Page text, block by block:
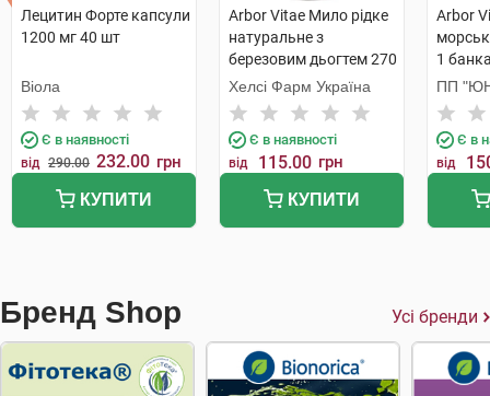
Лецитин Форте капсули
1200 мг 40 шт
Віола
Є в наявності
від 290.00 232.00 грн
КУПИТИ
Arbor Vitae Мило рідке
натуральне з
березовим дьогтем 270
г 1 флакон
Хелсі Фарм Україна
Є в наявності
від 115.00 грн
КУПИТИ
Arbor
1
ПП
Є в
від
Бренд Shop Усі бренди